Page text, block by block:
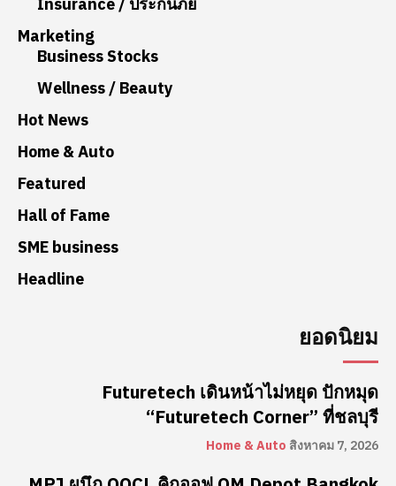
Marketing
Business Stocks
Wellness / Beauty
Hot News
Home & Auto
Featured
Hall of Fame
SME business
Headline
ยอดนิยม
Futuretech เดินหน้าไม่หยุด ปักหมุด
“Futuretech Corner” ที่ชลบุรี
Home & Auto สิงหาคม 7, 2026